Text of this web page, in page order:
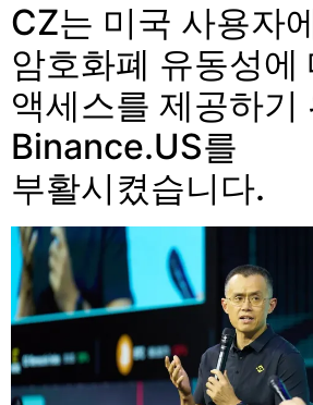
CZ는 미국 사용자
암호화폐 유동성에
액세스를 제공하기
Binance.US를
부활시켰습니다.